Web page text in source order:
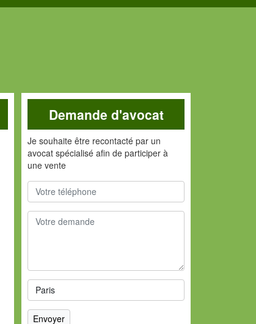
Demande d'avocat
Je souhaite être recontacté par un
avocat spécialisé afin de participer à
une vente